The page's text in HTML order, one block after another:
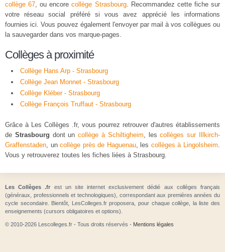
collège 67, ou encorecollège Strasbourg. Recommandez cette fiche sur
votre réseau social préféré si vous avez apprécié les informations
fournies ici. Vous pouvez également l'envoyer par mail à vos collègues ou
la sauvegarder dans vos marque-pages.
Collèges à proximité
Collège Hans Arp - Strasbourg
Collège Jean Monnet - Strasbourg
Collège Kléber - Strasbourg
Collège François Truffaut - Strasbourg
Grâce à Les Collèges .fr, vous pourrez retrouver d'autres établissements
de Strasbourg dont uncollège à Schiltigheim, lescollèges sur Illkirch-
Graffenstaden, uncollège près de Haguenau, les collèges à Lingolsheim.
Vous y retrouverez toutes les fiches liées à Strasbourg.
Les Collèges .fr est un site internet exclusivement dédié aux collèges français
(généraux, professionnels et technologiques), correspondant aux premières années du
cycle secondaire. Bientôt, LesColleges.fr proposera, pour chaque collège, la liste des
enseignements (cursors obligatoires et options).
© 2010-2026 Lescolleges.fr - Tous droits réservés - Mentions légales